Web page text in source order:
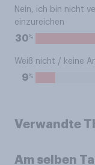
Nein, ich bin nicht
einzureichen
30%
Weiß nicht / keine
9%
Verwandte
Am selben